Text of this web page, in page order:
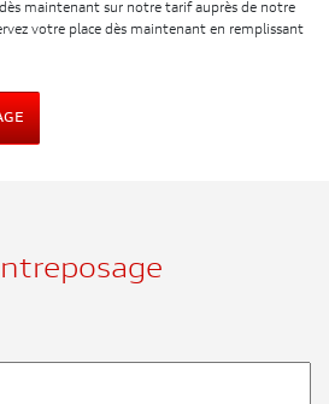
maintenant sur notre tarif auprès de notre
votre place dès maintenant en remplissant